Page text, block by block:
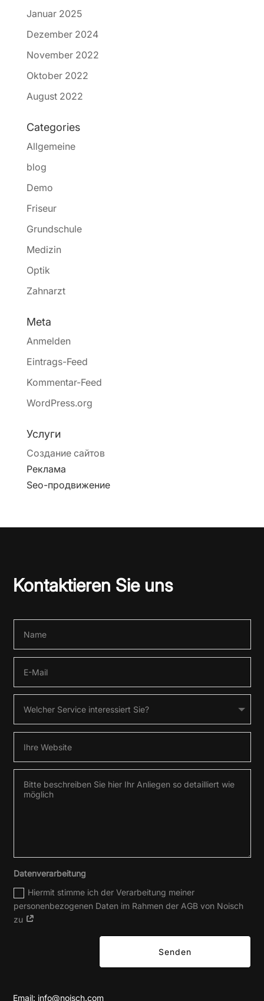
Januar 2025
Dezember 2024
November 2022
Oktober 2022
August 2022
Categories
Allgemeine
blog
Demo
Friseur
Grundschule
Medizin
Optik
Zahnarzt
Meta
Anmelden
Eintrags-Feed
Kommentar-Feed
WordPress.org
Услуги
Создание сайтов
Реклама
Seo-продвижение
Kontaktieren Sie uns
Datenverarbeitung
Hiermit stimme ich der Verarbeitung meiner
personenbezogenen Daten im Rahmen der AGB von Noisch
zu
Senden
Email: info@noisch.com